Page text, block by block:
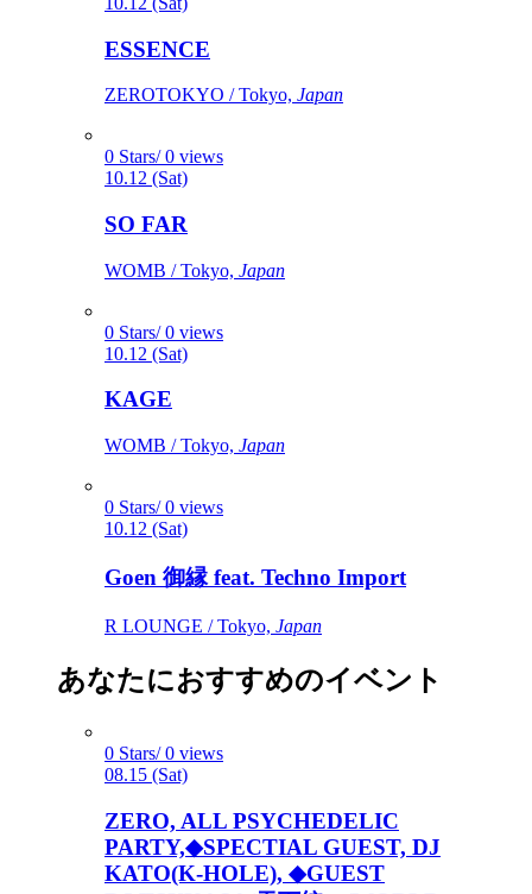
ESSENCE
ZEROTOKYO / Tokyo, Japan
0 Stars/ 0 views
10.12 (Sat)
SO FAR
WOMB / Tokyo, Japan
0 Stars/ 0 views
10.12 (Sat)
KAGE
WOMB / Tokyo, Japan
0 Stars/ 0 views
10.12 (Sat)
Goen 御縁 feat. Techno Import
R LOUNGE / Tokyo, Japan
あなたにおすすめのイベント
0 Stars/ 0 views
08.15 (Sat)
ZERO, ALL PSYCHEDELIC
PARTY,◆SPECTIAL GUEST, DJ
KATO(K-HOLE), ◆GUEST